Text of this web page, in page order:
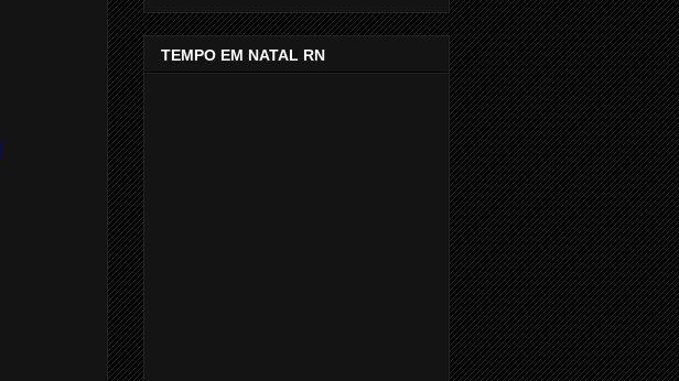
TEMPO EM NATAL RN